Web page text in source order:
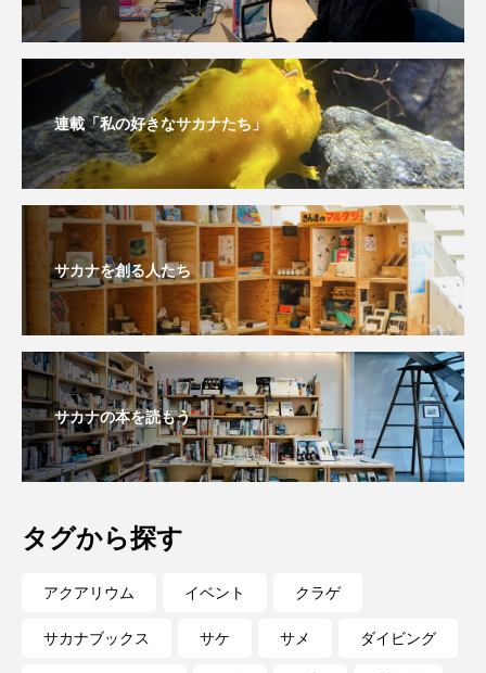
ハナミノカサゴ ハブクラゲ ハリヨ
バイオロギング バショウカジキ
バンドウイルカ ヒゲソリダイ ヒゲダイ
ビワマス ピラルクー フィールド
フエダイ フエフキダイ フグ フナ
ブックレビュー ブリ ブルーカーボン
プライドフィッシュ プランクトン
ヘラヤガラ ベタ ベニザケ ベラ
連載「私の好きなサカナたち」
サカナを創る人たち
サカナの本を読もう
タグから探す
アクアリウム イベント クラゲ
サカナブックス サケ サメ ダイビング